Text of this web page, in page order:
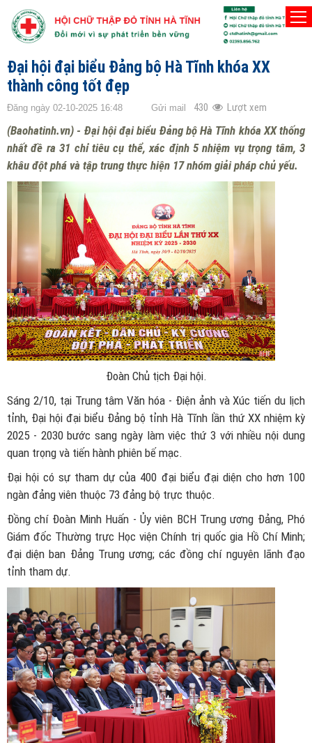
TRANG CHỦ TIN CHÍNH TRONG TỈNH
Đại hội đại biểu Đảng bộ Hà Tĩnh khóa XX
thành công tốt đẹp
Đăng ngày 02-10-2025 16:48 Gửi mail 430 Lượt xem
(Baohatinh.vn) - Đại hội đại biểu Đảng bộ Hà Tĩnh khóa XX thống
nhất đề ra 31 chỉ tiêu cụ thể, xác định 5 nhiệm vụ trọng tâm, 3
khâu đột phá và tập trung thực hiện 17 nhóm giải pháp chủ yếu.
Đoàn Chủ tịch Đại hội.
Sáng 2/10, tại Trung tâm Văn hóa - Điện ảnh và Xúc tiến du lịch
tỉnh, Đại hội đại biểu Đảng bộ tỉnh Hà Tĩnh lần thứ XX nhiệm kỳ
2025 - 2030 bước sang ngày làm việc thứ 3 với nhiều nội dung
quan trọng và tiến hành phiên bế mạc.
Đại hội có sự tham dự của 400 đại biểu đại diện cho hơn 100
ngàn đảng viên thuộc 73 đảng bộ trực thuộc.
Đồng chí Đoàn Minh Huấn - Ủy viên BCH Trung ương Đảng, Phó
Giám đốc Thường trực Học viện Chính trị quốc gia Hồ Chí Minh;
đại diện ban Đảng Trung ương; các đồng chí nguyên lãnh đạo
tỉnh tham dự.